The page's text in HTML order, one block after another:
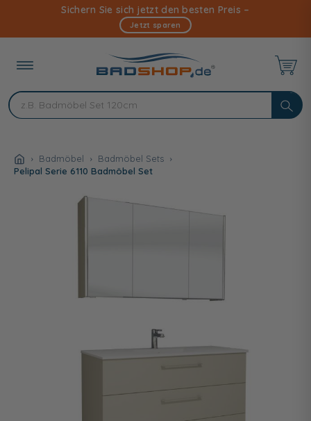
Inhalt
Sichern Sie sich jetzt den besten Preis –
Jetzt sparen
Badmöbel
Badmöbel Sets
Pelipal Serie 6110 Badmöbel Set